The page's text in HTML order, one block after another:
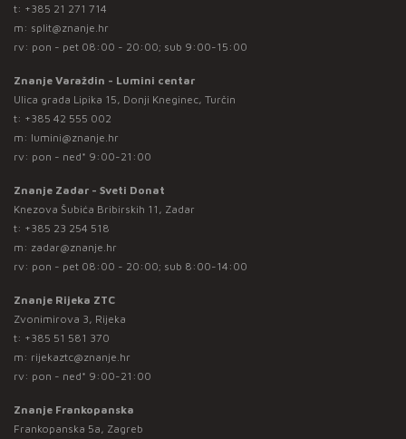
t: +385 21 271 714
m: split@znanje.hr
rv: pon - pet 08:00 - 20:00; sub 9:00-15:00
Znanje Varaždin - Lumini centar
Ulica grada Lipika 15, Donji Kneginec, Turčin
t: +385 42 555 002
m: lumini@znanje.hr
rv: pon - ned* 9:00-21:00
Znanje Zadar - Sveti Donat
Knezova Šubića Bribirskih 11, Zadar
t: +385 23 254 518
m: zadar@znanje.hr
rv: pon - pet 08:00 - 20:00; sub 8:00-14:00
Znanje Rijeka ZTC
Zvonimirova 3, Rijeka
t: +385 51 581 370
m: rijekaztc@znanje.hr
rv: pon - ned* 9:00-21:00
Znanje Frankopanska
Frankopanska 5a, Zagreb